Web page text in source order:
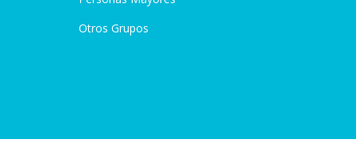
Otros Grupos